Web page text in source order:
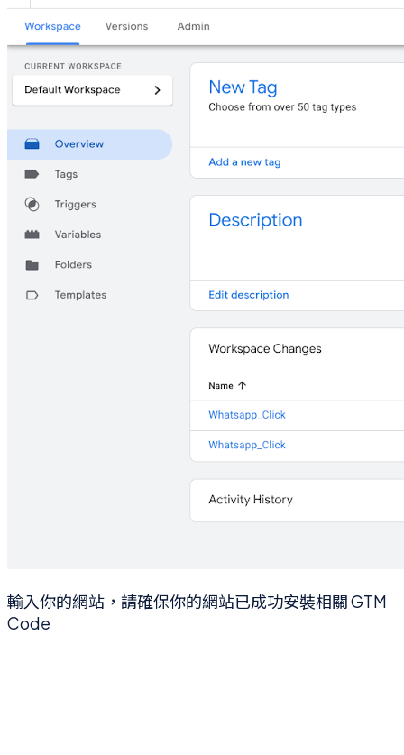
輸入你的網站，請確保你的網站已成功安裝相關 GTM
Code